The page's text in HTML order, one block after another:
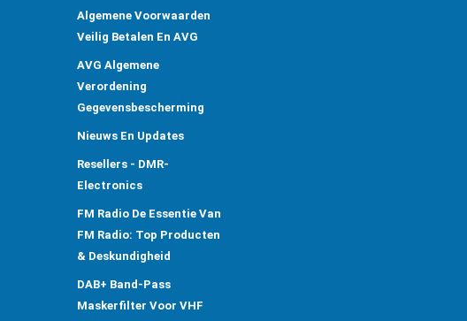
Algemene Voorwaarden
Veilig Betalen En AVG
AVG Algemene
Verordening
Gegevensbescherming
Nieuws En Updates
Resellers - DMR-
Electronics
FM Radio De Essentie Van
FM Radio: Top Producten
& Deskundigheid
DAB+ Band-Pass
Maskerfilter Voor VHF